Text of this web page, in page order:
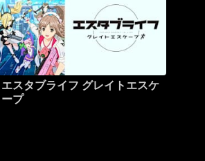
エスタブライフ グレイトエスケ
ープ